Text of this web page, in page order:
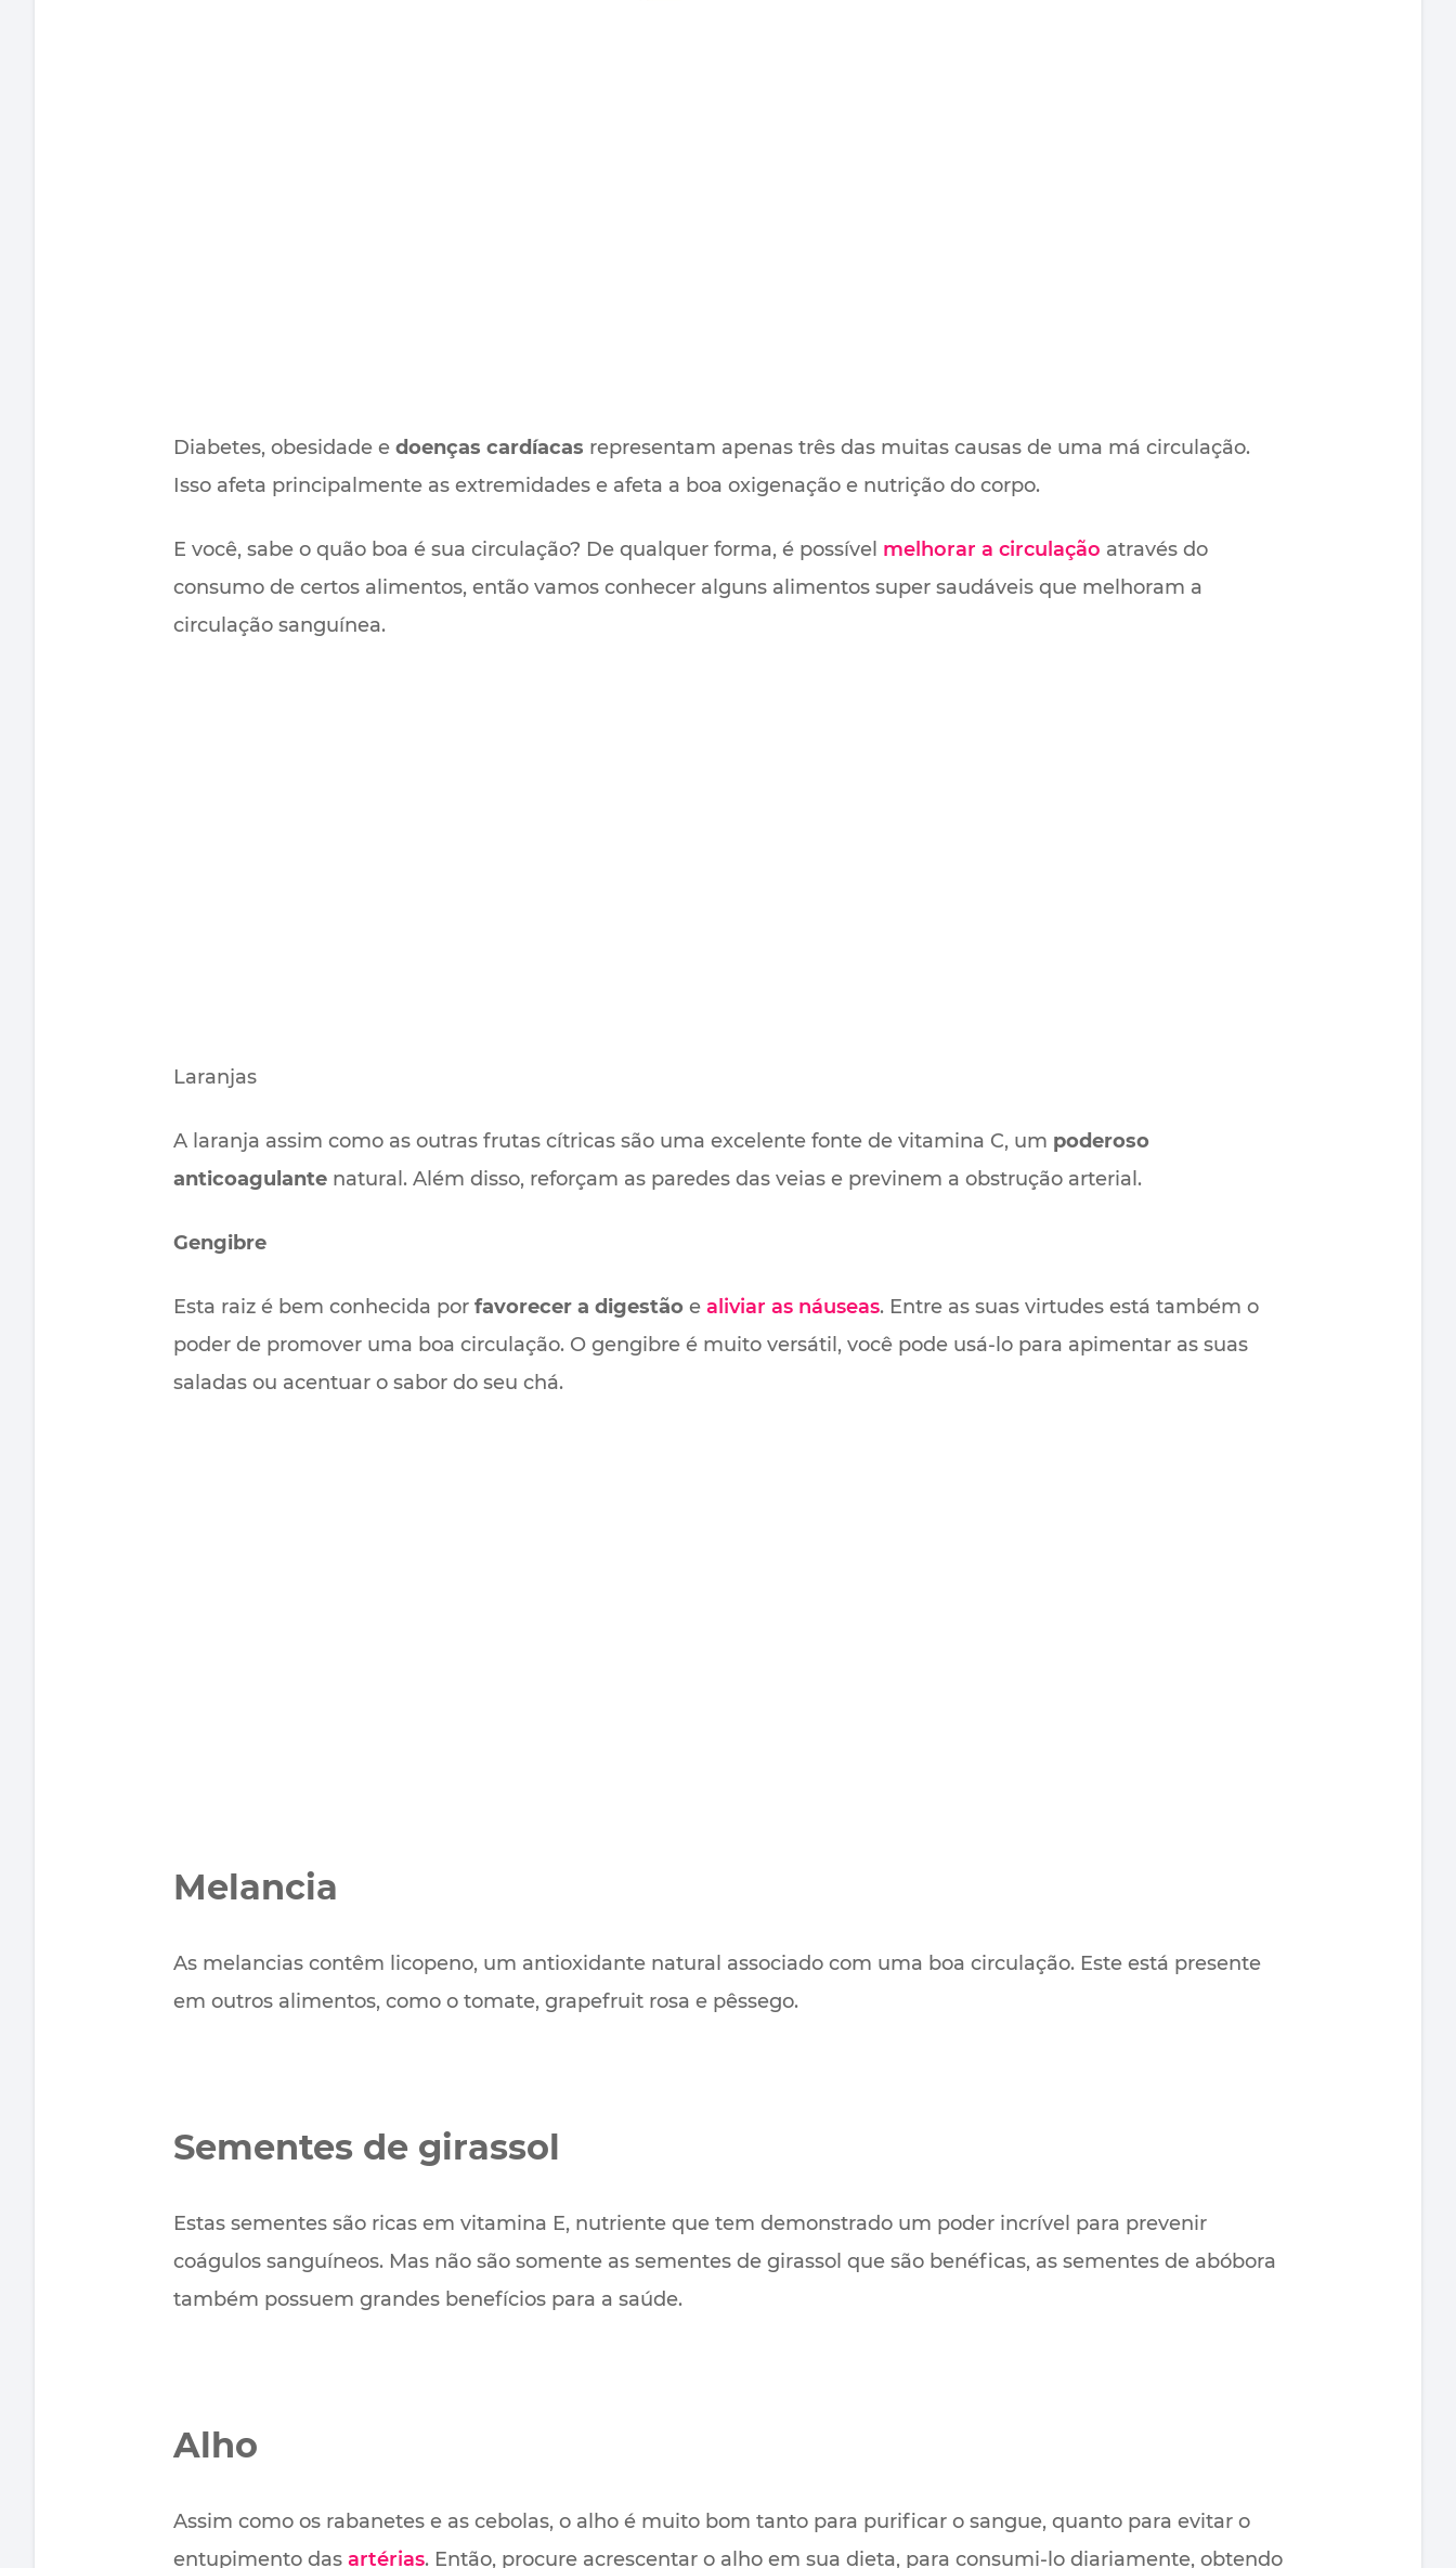
Diabetes, obesidade e doenças cardíacas representam apenas três das muitas causas de uma má circulação.
Isso afeta principalmente as extremidades e afeta a boa oxigenação e nutrição do corpo.
E você, sabe o quão boa é sua circulação? De qualquer forma, é possível melhorar a circulação através do
consumo de certos alimentos, então vamos conhecer alguns alimentos super saudáveis que melhoram a
circulação sanguínea.
Laranjas
A laranja assim como as outras frutas cítricas são uma excelente fonte de vitamina C, um poderoso
anticoagulante natural. Além disso, reforçam as paredes das veias e previnem a obstrução arterial.
Gengibre
Esta raiz é bem conhecida por favorecer a digestão e aliviar as náuseas. Entre as suas virtudes está também o
poder de promover uma boa circulação. O gengibre é muito versátil, você pode usá-lo para apimentar as suas
saladas ou acentuar o sabor do seu chá.
Melancia
As melancias contêm licopeno, um antioxidante natural associado com uma boa circulação. Este está presente
em outros alimentos, como o tomate, grapefruit rosa e pêssego.
Sementes de girassol
Estas sementes são ricas em vitamina E, nutriente que tem demonstrado um poder incrível para prevenir
coágulos sanguíneos. Mas não são somente as sementes de girassol que são benéficas, as sementes de abóbora
também possuem grandes benefícios para a saúde.
Alho
Assim como os rabanetes e as cebolas, o alho é muito bom tanto para purificar o sangue, quanto para evitar o
entupimento das artérias. Então, procure acrescentar o alho em sua dieta, para consumi-lo diariamente, obtendo